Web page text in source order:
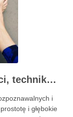
Pies z głową w dół – korzyści, technika i modyfikacje tej asany
i
i głębokie